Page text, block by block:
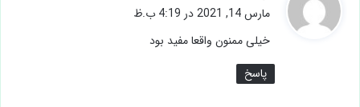
:
مارس 14, 2021 در 4:19 ب.ظ
خیلی ممنون واقعا مفید بود
پاسخ